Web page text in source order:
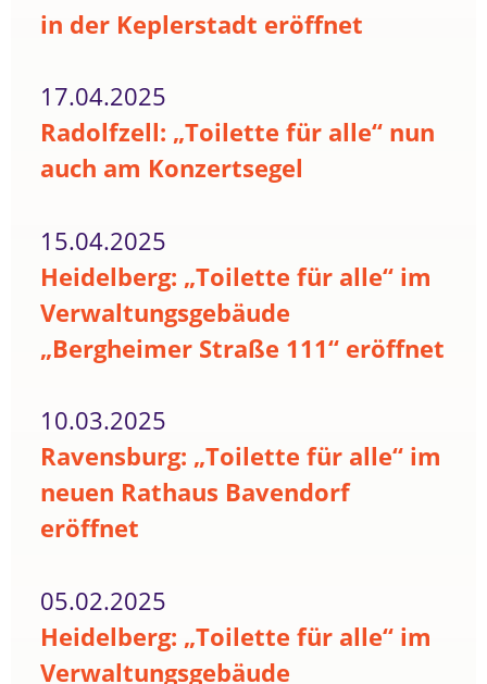
in der Keplerstadt eröffnet
17.04.2025
Radolfzell: „Toilette für alle“ nun
auch am Konzertsegel
15.04.2025
Heidelberg: „Toilette für alle“ im
Verwaltungsgebäude
„Bergheimer Straße 111“ eröffnet
10.03.2025
Ravensburg: „Toilette für alle“ im
neuen Rathaus Bavendorf
eröffnet
05.02.2025
Heidelberg: „Toilette für alle“ im
Verwaltungsgebäude